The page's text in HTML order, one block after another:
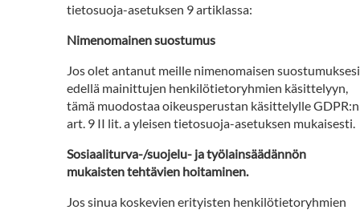
tietosuoja-asetuksen 9 artiklassa:
Nimenomainen suostumus
Jos olet antanut meille nimenomaisen suostumuksesi
edellä mainittujen henkilötietoryhmien käsittelyyn,
tämä muodostaa oikeusperustan käsittelylle GDPR:n
art. 9 II lit. a yleisen tietosuoja-asetuksen mukaisesti.
Sosiaaliturva-/suojelu- ja työlainsäädännön
mukaisten tehtävien hoitaminen.
Jos sinua koskevien erityisten henkilötietoryhmien